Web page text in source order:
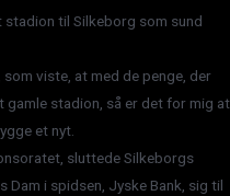
stadion til Silkeborg som sund
viste, at med de penge, der
gamle stadion, så er det for mig at
et nyt.
sluttede Silkeborgs
i spidsen, Jyske Bank, sig til